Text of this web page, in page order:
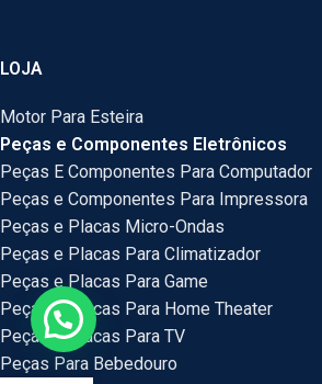
LOJA
Motor Para Esteira
Peças e Componentes Eletrônicos
Peças E Componentes Para Computador
Peças e Componentes Para Impressora
Peças e Placas Micro-Ondas
Peças e Placas Para Climatizador
Peças e Placas Para Game
Peças e Placas Para Home Theater
Peças e Placas Para TV
Peças Para Bebedouro